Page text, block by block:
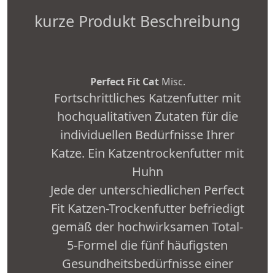
kurze Produkt Beschreibung
Perfect Fit CatMisc.
Fortschrittliches Katzenfutter mit
hochqualitativen Zutaten für die
individuellen Bedürfnisse Ihrer
Katze. Ein Katzentrockenfutter mit
Huhn
Jede der unterschiedlichen Perfect
Fit Katzen-Trockenfutter befriedigt
gemäß der hochwirksamen Total-
5-Formel die fünf häufigsten
Gesundheitsbedürfnisse einer